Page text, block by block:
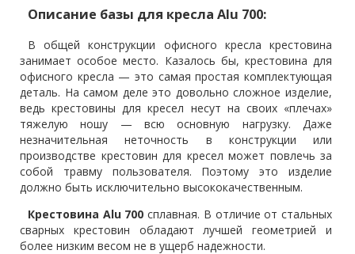
Описание базы для кресла Alu 700:
В общей конструкции офисного кресла крестовина
занимает особое место. Казалось бы, крестовина для
офисного кресла — это самая простая комплектующая
деталь. На самом деле это довольно сложное изделие,
ведь крестовины для кресел несут на своих «плечах»
тяжелую ношу — всю основную нагрузку. Даже
незначительная неточность в конструкции или
производстве крестовин для кресел может повлечь за
собой травму пользователя. Поэтому это изделие
должно быть исключительно высококачественным.
Крестовина Alu 700 сплавная. В отличие от стальных
сварных крестовин обладают лучшей геометрией и
более низким весом не в ущерб надежности.